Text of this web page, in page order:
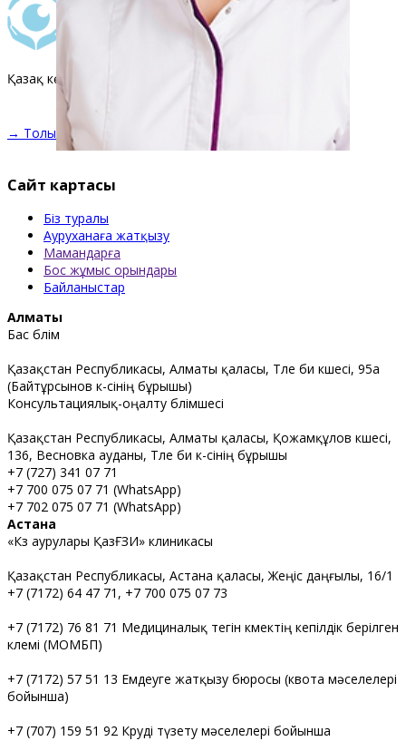
Қазақ көз аурулары ғылыми-зерттеу институты
→ Толығырақ
Сайт картасы
Біз туралы
Ауруханаға жатқызу
Мамандарға
Бос жұмыс орындары
Байланыстар
Алматы
Бас бөлім
Қазақстан Республикасы, Алматы қаласы, Төле би көшесі, 95а
(Байтұрсынов к-сінің бұрышы)
Консультациялық-оңалту бөлімшесі
Қазақстан Республикасы, Алматы қаласы, Қожамқұлов көшесі,
136, Весновка ауданы, Төле би к-сінің бұрышы
+7 (727) 341 07 71
+7 700 075 07 71 (WhatsApp)
+7 702 075 07 71 (WhatsApp)
Астана
«Көз аурулары ҚазҒЗИ» клиникасы
Қазақстан Республикасы, Астана қаласы, Жеңіс даңғылы, 16/1
+7 (7172) 64 47 71, +7 700 075 07 73
+7 (7172) 76 81 71 Медициналық тегін көмектің кепілдік берілген
көлемі (МОМБП)
+7 (7172) 57 51 13 Емдеуге жатқызу бюросы (квота мәселелері
бойынша)
+7 (707) 159 51 92 Көруді түзету мәселелері бойынша